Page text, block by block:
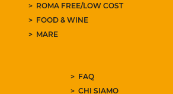
ROMA FREE/LOW COST
FOOD & WINE
MARE
FAQ
CHI SIAMO